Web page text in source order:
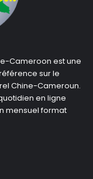
Cameroon est une
sur le
Chine-Cameroun.
en ligne
mensuel format